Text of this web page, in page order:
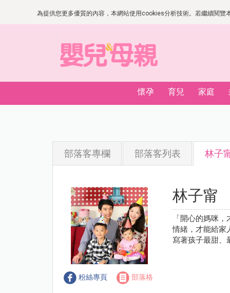
為提供您更多優質的內容，本網站使用cookies分析技術。若繼續閱
懷孕 育兒 家庭
部落客專欄 部落客列表 林子
粉絲專頁 部落格
林子甯
「開心的媽咪
情緒，才能給家
寫著孩子最甜、